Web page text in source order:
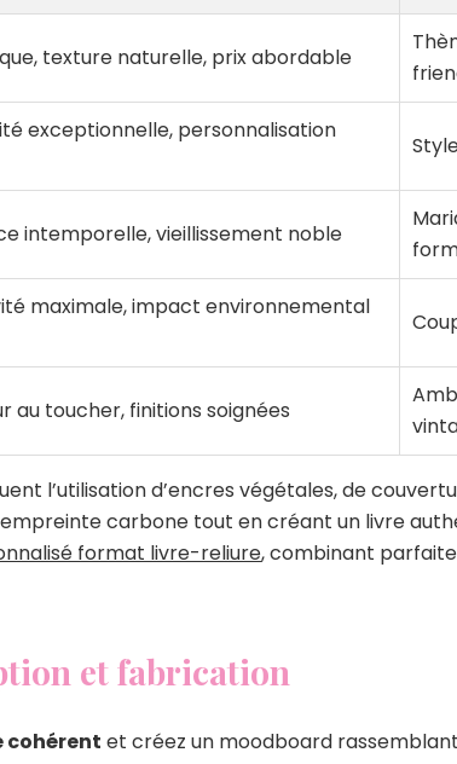
texture naturelle, prix abordable
exceptionnelle, personnalisation
intemporelle, vieillissement noble
maximale, impact environnemental
au toucher, finitions soignées
l’utilisation d’encres végétales, de
carbone tout en créant un livre
format livre-reliure, combinant
et fabrication
cohérent et créez un moodboard